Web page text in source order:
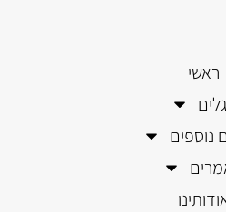
ראשי
נוספים